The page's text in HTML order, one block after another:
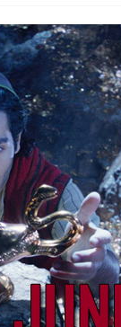
hiperbóreos’ y ‘Kinds